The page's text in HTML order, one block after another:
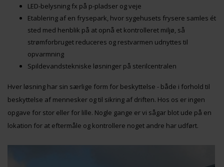
LED-belysning fx på p-pladser og veje
Etablering af en frysepark, hvor sygehusets frysere samles ét
sted med henblik på at opnå et kontrolleret miljø, så
strømforbruget reduceres og restvarmen udnyttes til
opvarmning
Spildevandstekniske løsninger på sterilcentralen
Hver løsning har sin særlige form for beskyttelse - både i forhold til
beskyttelse af mennesker og til sikring af driften. Hos os er ingen
opgave for stor eller for lille. Nogle gange er vi sågar blot ude på en
lokation for at eftermåle og kontrollere noget andre har udført.